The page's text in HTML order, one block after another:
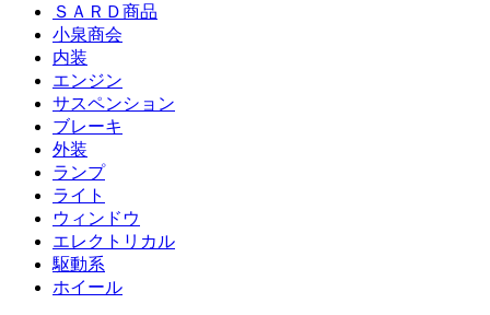
ＳＡＲＤ商品
小泉商会
内装
エンジン
サスペンション
ブレーキ
外装
ランプ
ライト
ウィンドウ
エレクトリカル
駆動系
ホイール